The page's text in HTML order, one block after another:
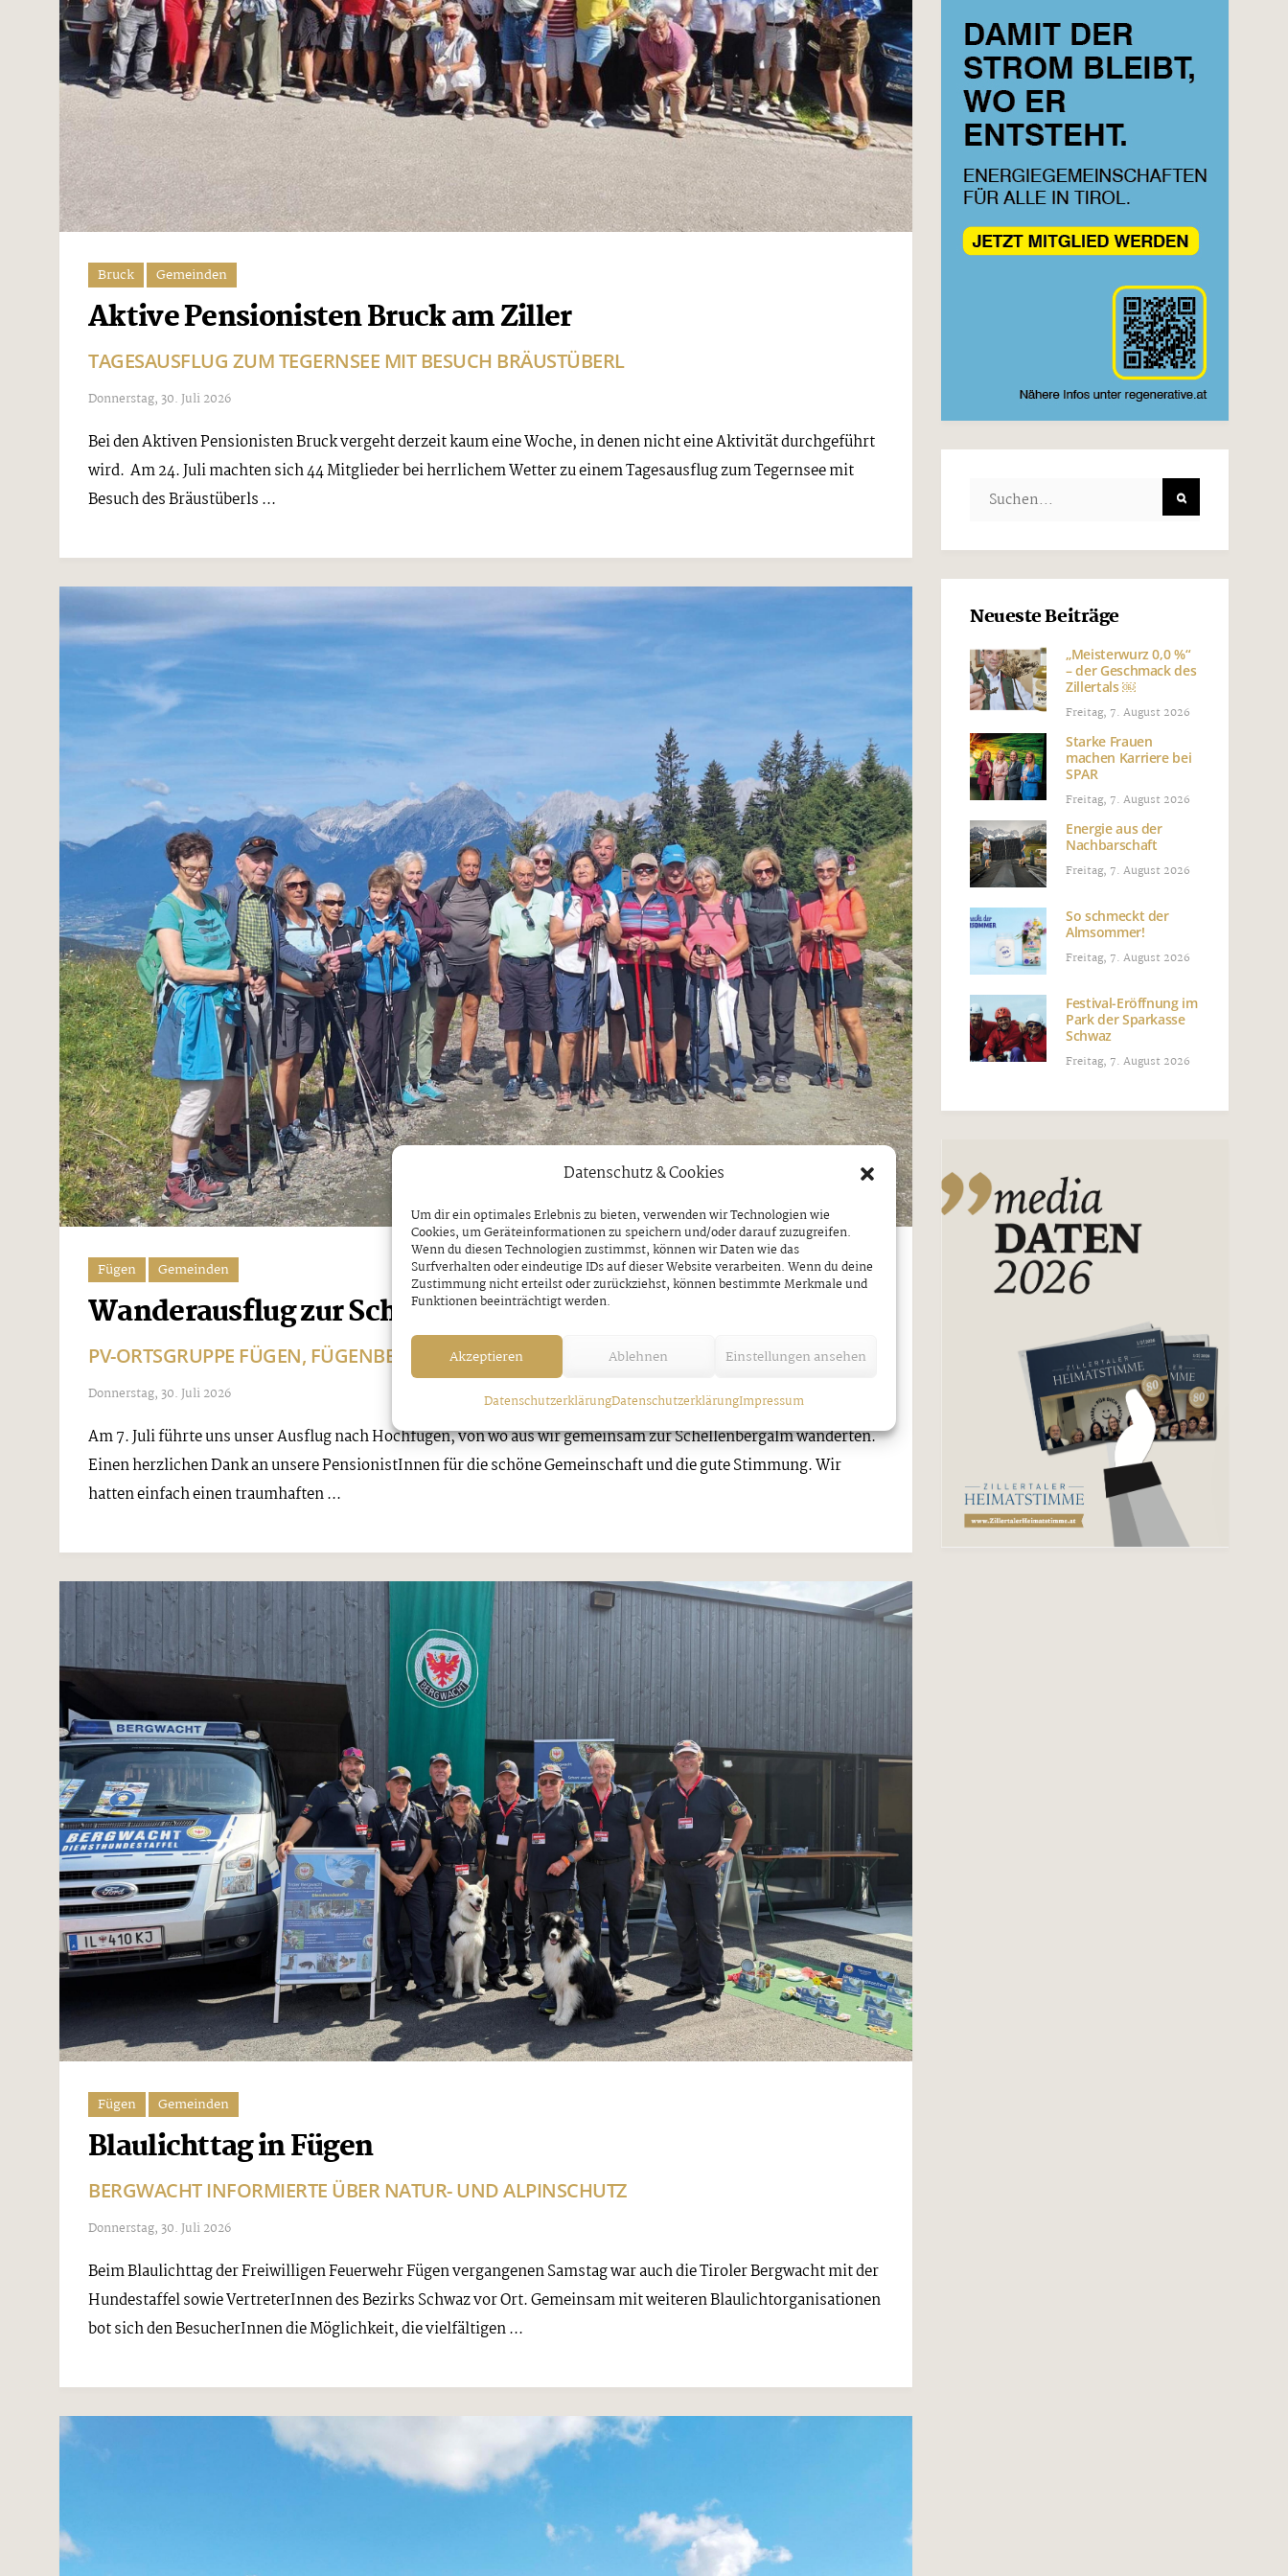
Datenschutz & Cookies
Um dir ein optimales Erlebnis zu bieten, verwenden wir Technologien wie
Cookies, um Geräteinformationen zu speichern und/oder darauf zuzugreifen.
Wenn du diesen Technologien zustimmst, können wir Daten wie das
Surfverhalten oder eindeutige IDs auf dieser Website verarbeiten. Wenn du deine
Zustimmung nicht erteilst oder zurückziehst, können bestimmte Merkmale und
Funktionen beeinträchtigt werden.
Akzeptieren Ablehnen Einstellungen ansehen
DatenschutzerklärungDatenschutzerklärungImpressum
Bruck Gemeinden
Aktive Pensionisten Bruck am Ziller
TAGESAUSFLUG ZUM TEGERNSEE MIT BESUCH BRÄUSTÜBERL
Donnerstag, 30. Juli 2026
Bei den Aktiven Pensionisten Bruck vergeht derzeit kaum eine Woche, in denen nicht eine Aktivität durchgeführt
wird. Am 24. Juli machten sich 44 Mitglieder bei herrlichem Wetter zu einem Tagesausflug zum Tegernsee mit
Besuch des Bräustüberls ...
Fügen Gemeinden
Wanderausflug zur Schellenbergalm￼
PV-ORTSGRUPPE FÜGEN, FÜGENBERG, UDERNS UND HART
Donnerstag, 30. Juli 2026
Am 7. Juli führte uns unser Ausflug nach Hochfügen, von wo aus wir gemeinsam zur Schellenbergalm wanderten.
Einen herzlichen Dank an unsere PensionistInnen für die schöne Gemeinschaft und die gute Stimmung. Wir
hatten einfach einen traumhaften ...
Fügen Gemeinden
Blaulichttag in Fügen
BERGWACHT INFORMIERTE ÜBER NATUR- UND ALPINSCHUTZ
Donnerstag, 30. Juli 2026
Beim Blaulichttag der Freiwilligen Feuerwehr Fügen vergangenen Samstag war auch die Tiroler Bergwacht mit der
Hundestaffel sowie VertreterInnen des Bezirks Schwaz vor Ort. Gemeinsam mit weiteren Blaulichtorganisationen
bot sich den BesucherInnen die Möglichkeit, die vielfältigen ...
Neueste Beiträge
„Meisterwurz 0,0 %“
– der Geschmack des
Zillertals ￼
Freitag, 7. August 2026
Starke Frauen
machen Karriere bei
SPAR
Freitag, 7. August 2026
Energie aus der
Nachbarschaft
Freitag, 7. August 2026
So schmeckt der
Almsommer!
Freitag, 7. August 2026
Festival-Eröffnung im
Park der Sparkasse
Schwaz
Freitag, 7. August 2026